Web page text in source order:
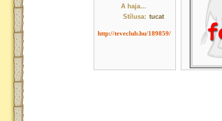
A haja...
Stílusa: tucat
http://teveclub.hu/189859/